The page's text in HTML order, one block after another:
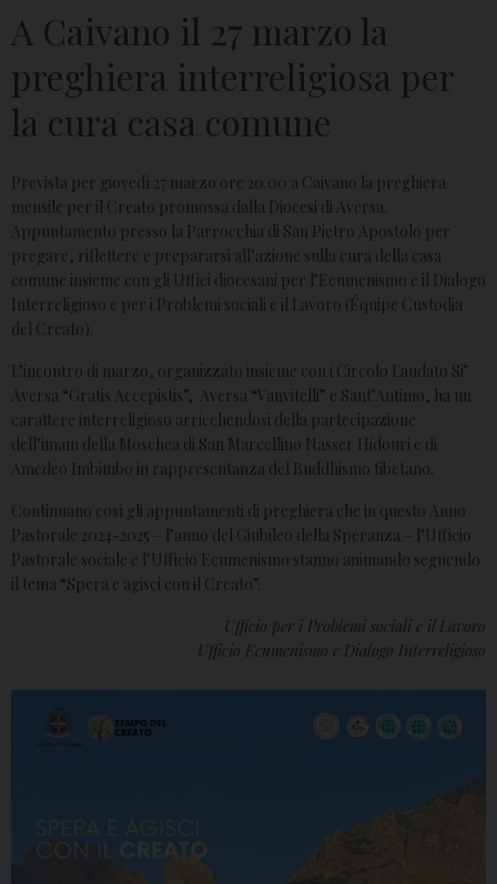
A Caivano il 27 marzo la
preghiera interreligiosa per
la cura casa comune
Prevista per giovedì 27 marzo ore 20.00 a Caivano la preghiera
mensile per il Creato promossa dalla Diocesi di Aversa.
Appuntamento presso la Parrocchia di San Pietro Apostolo per
pregare, riflettere e prepararsi all’azione sulla cura della casa
comune insieme con gli Uffici diocesani per l’Ecumenismo e il Dialogo
Interreligioso e per i Problemi sociali e il Lavoro (Équipe Custodia
del Creato).
L’incontro di marzo, organizzato insieme con i Circolo Laudato Si’
Aversa “Gratis Accepistis”, Aversa “Vanvitelli” e Sant’Antimo, ha un
carattere interreligioso arricchendosi della partecipazione
dell’imam della Moschea di San Marcellino Nasser Hidouri e di
Amedeo Imbimbo in rappresentanza del Buddhismo tibetano.
Continuano così gli appuntamenti di preghiera che in questo Anno
Pastorale 2024-2025 – l’anno del Giubileo della Speranza – l’Ufficio
Pastorale sociale e l’Ufficio Ecumenismo stanno animando seguendo
il tema “Spera e agisci con il Creato”.
Ufficio per i Problemi sociali e il Lavoro
Ufficio Ecumenismo e Dialogo Interreligioso